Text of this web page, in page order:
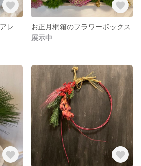
お正月桐箱のフラワーボックス
展示中